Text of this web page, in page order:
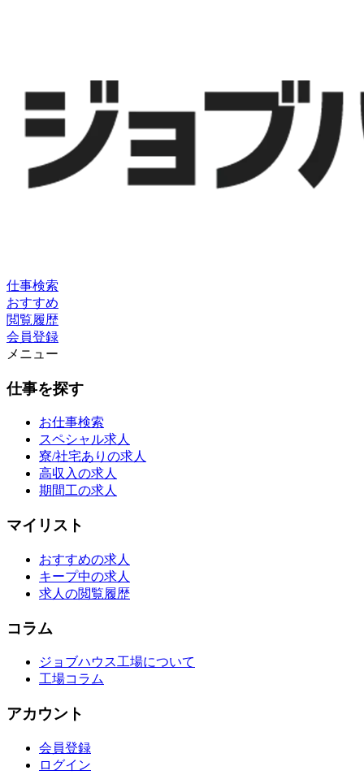
仕事検索
おすすめ
閲覧履歴
会員登録
メニュー
仕事を探す
お仕事検索
スペシャル求人
寮/社宅ありの求人
高収入の求人
期間工の求人
マイリスト
おすすめの求人
キープ中の求人
求人の閲覧履歴
コラム
ジョブハウス工場について
工場コラム
アカウント
会員登録
ログイン